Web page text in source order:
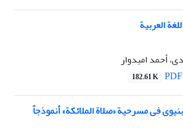
العربیة
أحمد امیدوار
182.61 K
فی مسرحیة «صلاة الملائکة» أنموذجاً